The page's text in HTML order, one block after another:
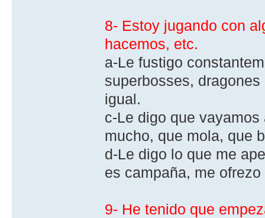
8- Estoy jugando con
hacemos, etc.
a-Le fustigo
superbosses,
igual.
c-Le digo que
mucho, que mola, que
d-Le digo lo que me
es campaña, me
9- He tenido que